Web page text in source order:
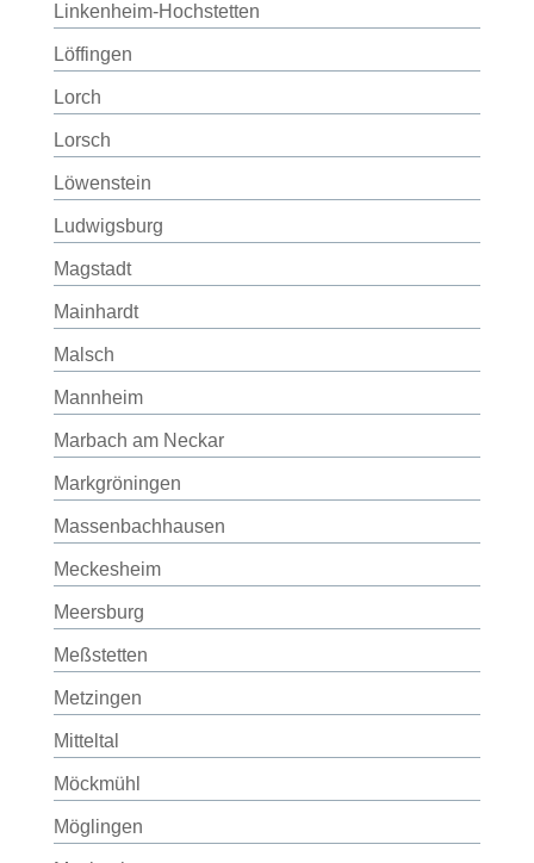
Linkenheim-Hochstetten
Löffingen
Lorch
Lorsch
Löwenstein
Ludwigsburg
Magstadt
Mainhardt
Malsch
Mannheim
Marbach am Neckar
Markgröningen
Massenbachhausen
Meckesheim
Meersburg
Meßstetten
Metzingen
Mitteltal
Möckmühl
Möglingen